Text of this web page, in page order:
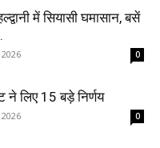
में सियासी घमासान, बसें
0
ने लिए 15 बड़े निर्णय
0